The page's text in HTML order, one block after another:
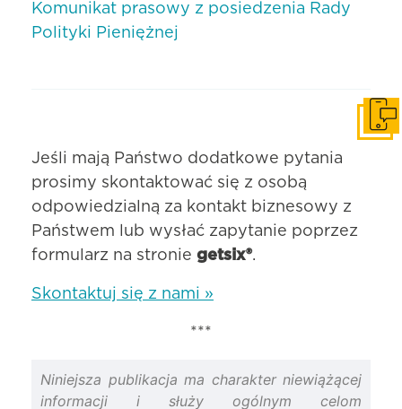
Komunikat prasowy z posiedzenia Rady
Polityki Pieniężnej
Jeśli mają Państwo dodatkowe pytania
prosimy skontaktować się z osobą
odpowiedzialną za kontakt biznesowy z
Państwem lub wysłać zapytanie poprzez
formularz na stronie getsix®.
Skontaktuj się z nami »
***
Niniejsza publikacja ma charakter niewiążącej
informacji i służy ogólnym celom